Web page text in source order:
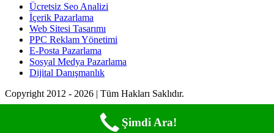
Ücretsiz Seo Analizi
İçerik Pazarlama
Web Sitesi Tasarımı
PPC Reklam Yönetimi
E-Posta Pazarlama
Sosyal Medya Pazarlama
Dijital Danışmanlık
Copyright 2012 - 2026 | Tüm Hakları Saklıdır.
Şimdi Ara!